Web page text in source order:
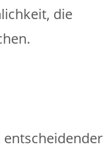
die
entscheidender